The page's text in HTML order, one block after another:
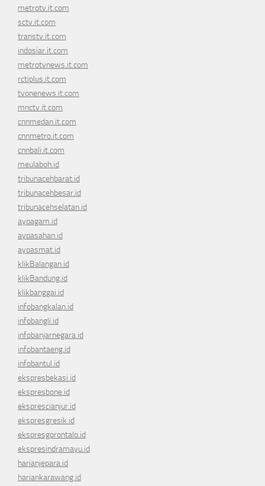
metrotv.it.com
sctv.it.com
transtv.it.com
indosiar.it.com
metrotvnews.it.com
rctiplus.it.com
tvonenews.it.com
mnctv.it.com
cnnmedan.it.com
cnnmetro.it.com
cnnbali.it.com
meulaboh.id
tribunacehbarat.id
tribunacehbesar.id
tribunacehselatan.id
ayoagam.id
ayoasahan.id
ayoasmat.id
klikBalangan.id
klikBandung.id
klikbanggai.id
infobangkalan.id
infobangli.id
infobanjarnegara.id
infobantaeng.id
infobantul.id
ekspresbekasi.id
ekspresbone.id
eksprescianjur.id
ekspresgresik.id
ekspresgorontalo.id
ekspresindramayu.id
harianjepara.id
hariankarawang.id